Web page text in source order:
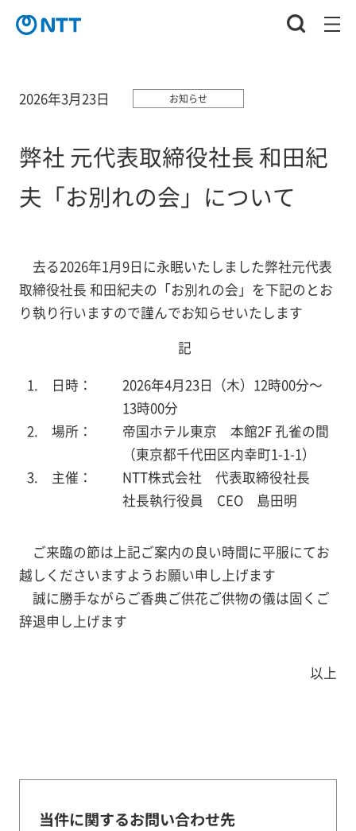
2026年3月23日 お知らせ
弊社 元代表取締役社長 和田紀
夫「お別れの会」について
去る2026年1月9日に永眠いたしました弊社元代表
取締役社長 和田紀夫の「お別れの会」を下記のとお
り執り行いますので謹んでお知らせいたします
記
1. 日時：
2026年4月23日（木）12時00分～
13時00分
2. 場所：
帝国ホテル東京 本館2F 孔雀の間
（東京都千代田区内幸町1-1-1）
3. 主催：
NTT株式会社 代表取締役社長
社長執行役員 CEO 島田明
ご来臨の節は上記ご案内の良い時間に平服にてお
越しくださいますようお願い申し上げます
誠に勝手ながらご香典ご供花ご供物の儀は固くご
辞退申し上げます
以上
当件に関するお問い合わせ先